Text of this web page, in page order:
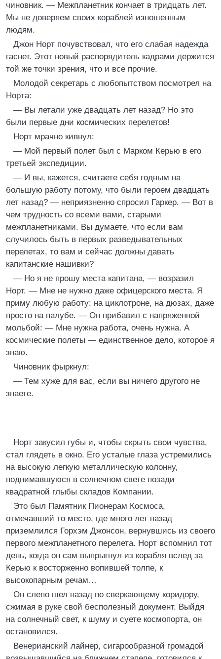
чиновник. — Межпланетник кончает в тридцать лет.
Мы не доверяем своих кораблей изношенным
людям.
Джон Норт почувствовал, что его слабая надежда
гаснет. Этот новый распорядитель кадрами держится
той же точки зрения, что и все прочие.
Молодой секретарь с любопытством посмотрел на
Норта:
— Вы летали уже двадцать лет назад? Но это
были первые дни космических перелетов!
Норт мрачно кивнул:
— Мой первый полет был с Марком Керью в его
третьей экспедиции.
— И вы, кажется, считаете себя годным на
большую работу потому, что были героем двадцать
лет назад? — неприязненно спросил Гаркер. — Вот в
чем трудность со всеми вами, старыми
межпланетниками. Вы думаете, что если вам
случилось быть в первых разведывательных
перелетах, то вам и сейчас должны давать
капитанские нашивки?
— Но я не прошу места капитана, — возразил
Норт. — Мне не нужно даже офицерского места. Я
приму любую работу: на циклотроне, на дюзах, даже
просто на палубе. — Он прибавил с напряженной
мольбой: — Мне нужна работа, очень нужна. А
космические полеты — единственное дело, которое я
знаю.
Чиновник фыркнул:
— Тем хуже для вас, если вы ничего другого не
знаете.
Норт закусил губы и, чтобы скрыть свои чувства,
стал глядеть в окно. Его усталые глаза устремились
на высокую легкую металлическую колонну,
поднимавшуюся в солнечном свете позади
квадратной глыбы складов Компании.
Это был Памятник Пионерам Космоса,
отмечавший то место, где много лет назад
приземлился Горхэм Джонсон, вернувшись из своего
первого межпланетного перелета. Норт вспомнил тот
день, когда он сам выпрыгнул из корабля вслед за
Керью к восторженно вопившей толпе, к
высокопарным речам…
Он слепо шел назад по сверкающему коридору,
сжимая в руке свой бесполезный документ. Выйдя
на солнечный свет, к шуму и суете космопорта, он
остановился.
Венерианский лайнер, сигарообразной громадой